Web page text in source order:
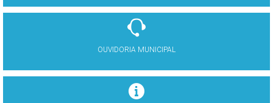
OUVIDORIA MUNICIPAL